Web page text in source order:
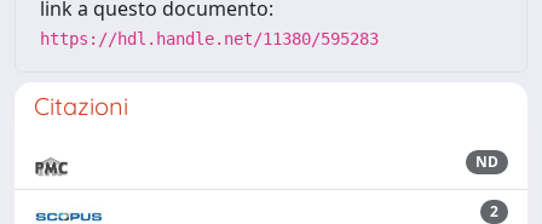
link a questo documento:
https://hdl.handle.net/11380/595283
Citazioni
ND
2